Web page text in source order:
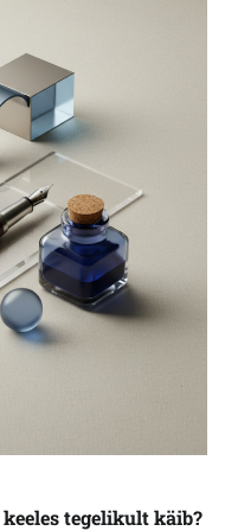
tegelikult käib?